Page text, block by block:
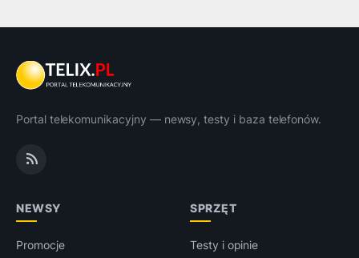
Portal telekomunikacyjny — newsy, testy i baza telefonów.
NEWSY
Promocje
SPRZĘT
Testy i opinie